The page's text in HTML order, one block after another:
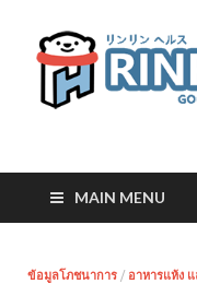
RinRin
MAIN MENU
ข้อมูลโภชนาการ / อาหารแห้ง